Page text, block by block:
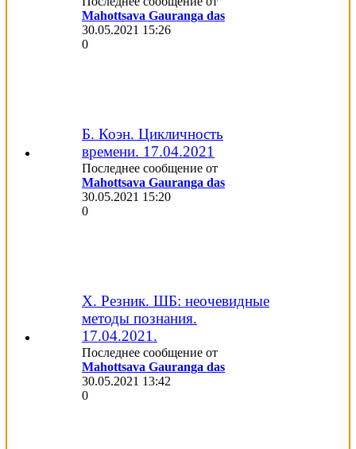
Mahottsava Gauranga das
30.05.2021 15:26
0
Б. Коэн. Цикличность
времени. 17.04.2021
Последнее сообщение от
Mahottsava Gauranga das
30.05.2021 15:20
0
Х. Резник. ШБ: неочевидные
методы познания.
17.04.2021.
Последнее сообщение от
Mahottsava Gauranga das
30.05.2021 13:42
0